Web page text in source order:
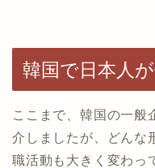
韓国で日本人
ここまで、韓国の一般
介しましたが、どんな
職活動も大きく変わっ